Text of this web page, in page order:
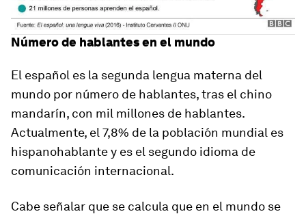
Número de hablantes en el mundo
El español es la segunda lengua materna del
mundo por número de hablantes, tras el chino
mandarín, con mil millones de hablantes.
Actualmente, el 7,8% de la población mundial es
hispanohablante y es el segundo idioma de
comunicación internacional.
Cabe señalar que se calcula que en el mundo se